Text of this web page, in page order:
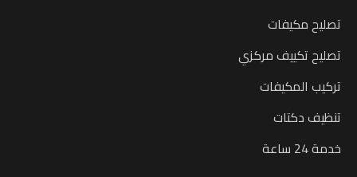
تصليح مكيفات
تصليح تكييف مركزي
تركيب المكيفات
تنظيف دكتات
خدمة 24 ساعة